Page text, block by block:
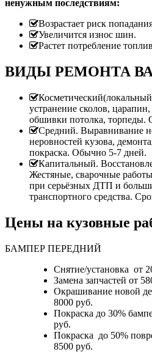
ненужным последствиям:
Возрастает риск
Увеличится износ шин.
Растет потребление
ВИДЫ РЕМОНТА
устранение сколов,
обшивки потолка, торпеды.
Средний. Выравнивание
неровностей кузова,
покраска. Обычно 5-7 дней.
Капитальный.
Жестяные, сварочные
при серьёзных ДТП и
транспортного средства.
Цены на кузовные
БАМПЕР ПЕРЕДНИЙ
Снятие/установка от
Замена запчастей от
Окрашивание новой
8000 руб.
Покраска до 30%
руб.
Покраска до 50%
8500 руб.